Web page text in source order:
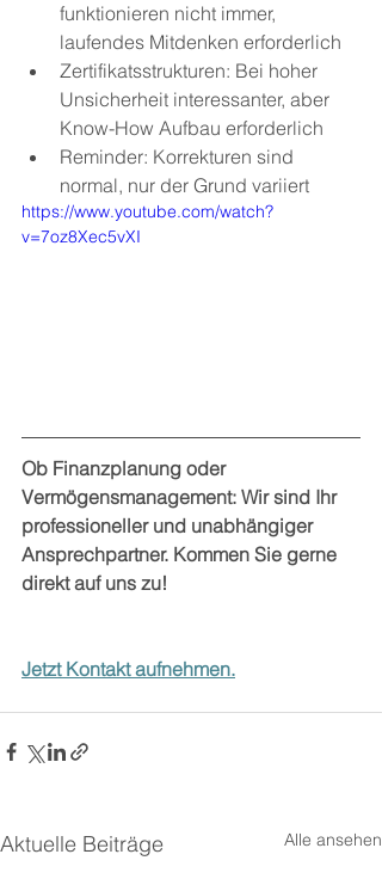
funktionieren nicht immer,
laufendes Mitdenken erforderlich
Zertifikatsstrukturen: Bei hoher
Unsicherheit interessanter, aber
Know-How Aufbau erforderlich
Reminder: Korrekturen sind
normal, nur der Grund variiert
https://www.youtube.com/watch?
v=7oz8Xec5vXI
Ob Finanzplanung oder
Vermögensmanagement: Wir sind Ihr
professioneller und unabhängiger
Ansprechpartner. Kommen Sie gerne
direkt auf uns zu!
Jetzt Kontakt aufnehmen.
Aktuelle Beiträge Alle ansehen